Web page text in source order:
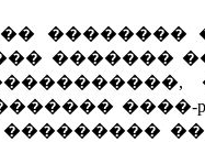
��������
���
����-